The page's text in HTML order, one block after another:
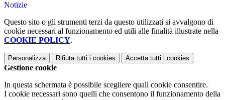
Notizie
Questo sito o gli strumenti terzi da questo utilizzati si avvalgono di
cookie necessari al funzionamento ed utili alle finalità illustrate nella
COOKIE POLICY.
Personalizza Rifiuta tutti i cookies Accetta tutti i cookies
Gestione cookie
In questa schermata è possibile scegliere quali cookie consentire.
I cookie necessari sono quelli che consentono il funzionamento della